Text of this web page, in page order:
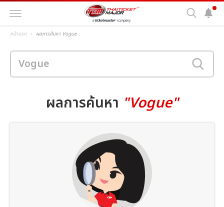
หน้าแรก ผลการค้นหา Vogue
ผลการค้นหา "Vogue"